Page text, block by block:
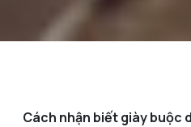
Cách nhận biết giày buộc